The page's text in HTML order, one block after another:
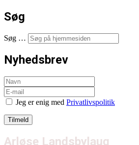
Søg
Søg …
Nyhedsbrev
Jeg er enig med Privatlivspolitik
Arløse Landsbylaug